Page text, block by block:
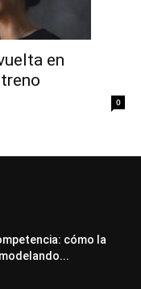
en
0
cómo la